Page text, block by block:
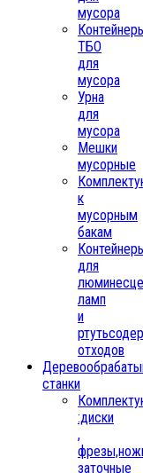
мусора
ТБО
для
мусора
Урна
для
мусора
Мешки
мусорные
к
мусорным
бакам
для
ламп
и
отходов
станки
:диски
,
заточные